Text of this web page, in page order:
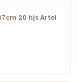
20 hjs Artel